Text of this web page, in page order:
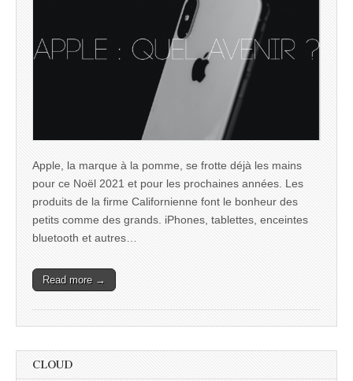
Apple, la marque à la pomme, se frotte déjà les mains
pour ce Noël 2021 et pour les prochaines années. Les
produits de la firme Californienne font le bonheur des
petits comme des grands. iPhones, tablettes, enceintes
bluetooth et autres…
Read more →
CLOUD